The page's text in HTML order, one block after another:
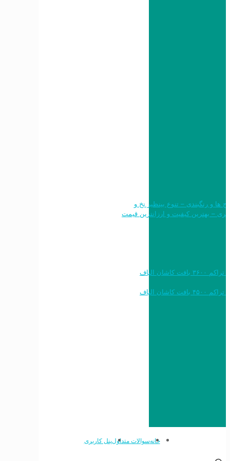
طرح ها و رنگبندی – تنوع بینظیر نخ و
خرید به قیمت فرش ماشینی ۱۲۰۰ شانه تراکم ۳۶۰۰ بافت کاشان الیاف
خرید به قیمت فرش ماشینی ۱۵۰۰ شانه تراکم ۴۵۰۰ بافت کاشان الیاف
خانهسوالات متداولپنل کاربری